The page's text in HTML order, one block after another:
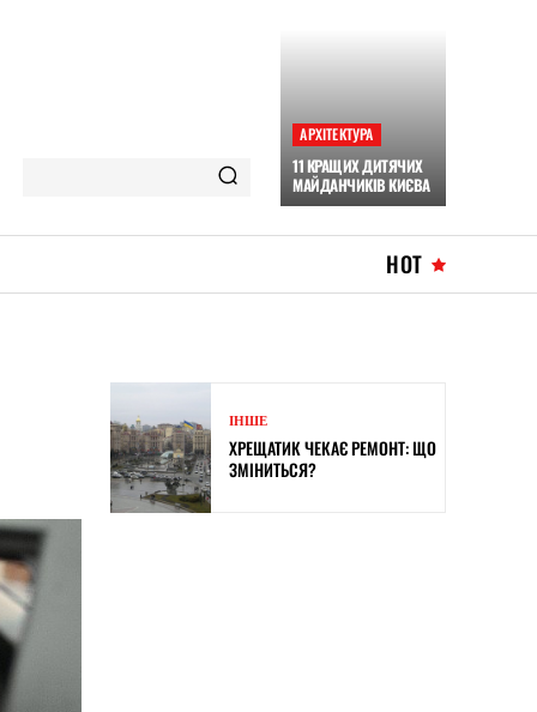
АРХІТЕКТУРА
11 КРАЩИХ ДИТЯЧИХ
МАЙДАНЧИКІВ КИЄВА
HOT
ІНШЕ
ХРЕЩАТИК ЧЕКАЄ РЕМОНТ: ЩО
ЗМІНИТЬСЯ?